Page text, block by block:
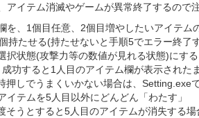
アイテム消滅やゲームが異常終了するので注
を、1個目任意、2個目増やしたいアイテム
持たせる(持たせないと手順5でエラー終了
択状態(攻撃力等の数値が見れる状態)にする
功すると1人目のアイテム欄が表示された
押しでうまくいかない場合は、Setting.exe
イテムを5人目以外にどんどん「わたす」
そうとすると5人目のアイテムが消失する